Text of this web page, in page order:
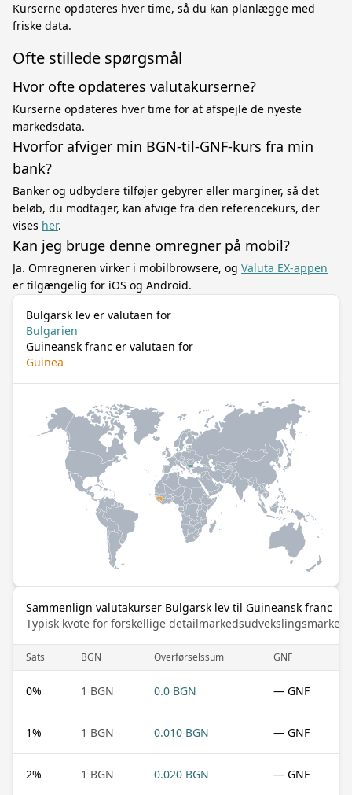
Kurserne opdateres hver time, så du kan planlægge med
friske data.
Ofte stillede spørgsmål
Hvor ofte opdateres valutakurserne?
Kurserne opdateres hver time for at afspejle de nyeste
markedsdata.
Hvorfor afviger min BGN-til-GNF-kurs fra min
bank?
Banker og udbydere tilføjer gebyrer eller marginer, så det
beløb, du modtager, kan afvige fra den referencekurs, der
vises her.
Kan jeg bruge denne omregner på mobil?
Ja. Omregneren virker i mobilbrowsere, og Valuta EX-appen
er tilgængelig for iOS og Android.
Bulgarsk lev er valutaen for
Bulgarien
Guineansk franc er valutaen for
Guinea
Sammenlign valutakurser Bulgarsk lev til Guineansk franc
Typisk kvote for forskellige
Sats BGN Overførselssum GNF
0% 1 BGN 0.0 BGN — GNF
1% 1 BGN 0.010 BGN — GNF
2% 1 BGN 0.020 BGN — GNF